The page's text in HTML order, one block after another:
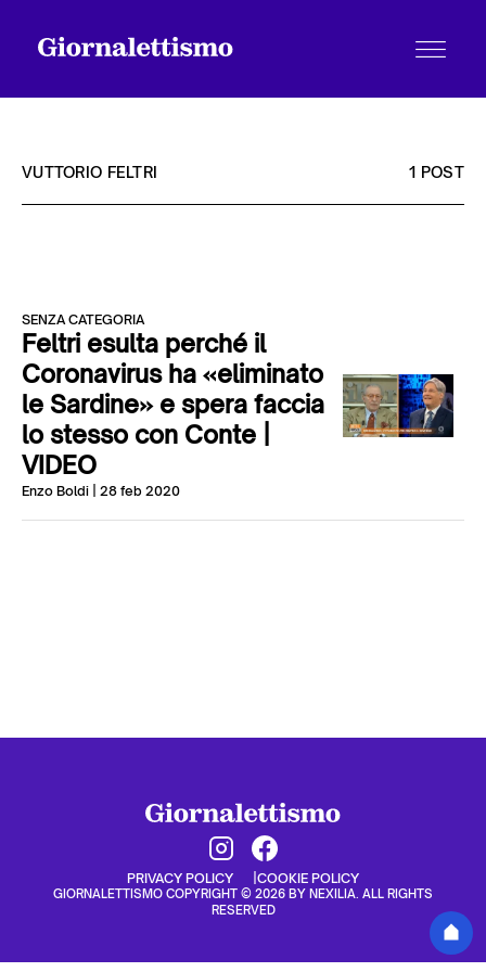
Chi siamo
Contatti
VUTTORIO FELTRI 1 POST
SENZA CATEGORIA
Feltri esulta perché il
Coronavirus ha «eliminato
le Sardine» e spera faccia
lo stesso con Conte |
VIDEO
Enzo Boldi | 28 feb 2020
PRIVACY POLICY COOKIE POLICY
GIORNALETTISMO COPYRIGHT © 2026 BY NEXILIA. ALL RIGHTS
RESERVED